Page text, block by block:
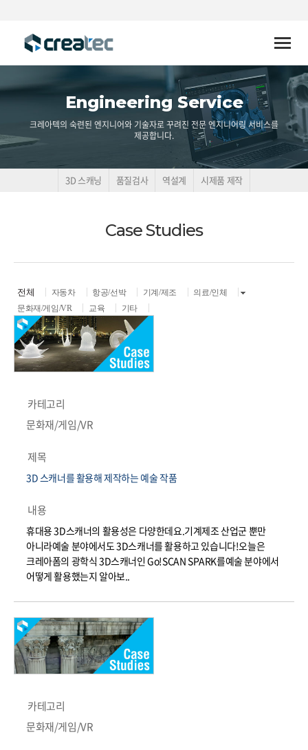
Toggle
Engineering Service
크레아텍의 숙련된 엔지니어와 기술자로 꾸려진 전문 엔지니어링 서비스를
제공합니다.
3D 스캐닝 품질검사 역설계 시제품 제작
Case Studies
전체 자동차 항공/선박 기계/제조
의료/인체
문화재/게임/VR
교육 기타
카테고리
문화재/게임/VR
제목
3D 스캐너를 활용해 제작하는 예술 작품
내용
휴대용 3D스캐너의 활용성은 다양한데요.기계제조 산업군 뿐만
아니라예술 분야에서도 3D스캐너를 활용하고 있습니다!오늘은
크레아폼의 광학식 3D스캐너인 Go!SCAN SPARK를예술 분야에서
어떻게 활용했는지 알아보..
카테고리
문화재/게임/VR